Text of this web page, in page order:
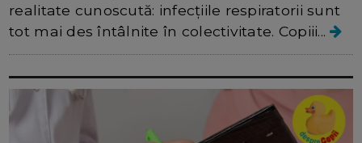
realitate cunoscută: infecțiile respiratorii sunt
tot mai des întâlnite în colectivitate. Copiii...